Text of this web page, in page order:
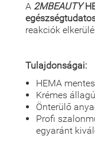
A 2MBEAUTY
reakciók
Tulajdonságai:
HEMA mentes
Krémes állagú
Önterülő
Profi
egyaránt